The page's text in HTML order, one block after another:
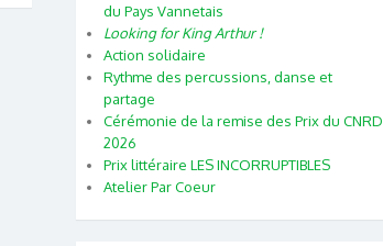
du Pays Vannetais
Looking for King Arthur !
Action solidaire
Rythme des percussions, danse et
partage
Cérémonie de la remise des Prix du CNRD
2026
Prix littéraire LES INCORRUPTIBLES
Atelier Par Coeur